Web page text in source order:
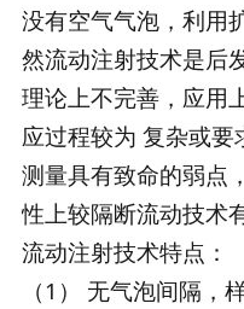
没有空气气泡，利用
然流动注射技术是后
理论上不完善，应用
应过程较为 复杂或
测量具有致命的弱点
性上较隔断流动技术
流动注射技术特点：
（1） 无气泡间隔，